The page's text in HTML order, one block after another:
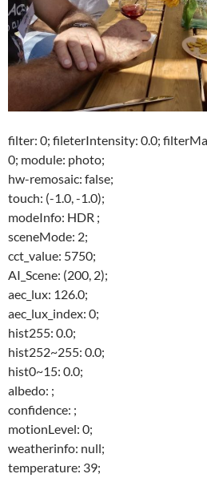
filter: 0; fileterIntensity: 0.0;
0; module: photo;
hw-remosaic: false;
touch: (-1.0, -1.0);
modeInfo: HDR ;
sceneMode: 2;
cct_value: 5750;
AI_Scene: (200, 2);
aec_lux: 126.0;
aec_lux_index: 0;
hist255: 0.0;
hist252~255: 0.0;
hist0~15: 0.0;
albedo: ;
confidence: ;
motionLevel: 0;
weatherinfo: null;
temperature: 39;